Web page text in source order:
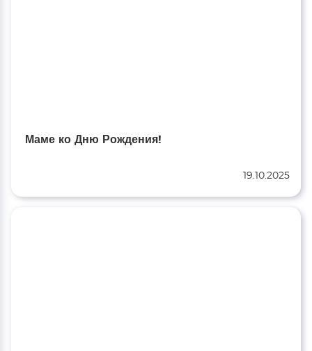
Маме ко Дню Рождения!
19.10.2025